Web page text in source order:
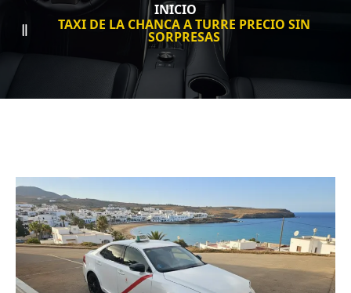
INICIO
TAXI DE LA CHANCA A TURRE PRECIO SIN
SORPRESAS